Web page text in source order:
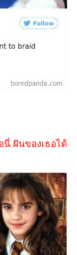
นี่ ฝันของเธอได้